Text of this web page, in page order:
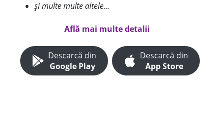
și multe multe altele...
Află mai multe detalii
Descarcă din
Google Play
Descarcă din
App Store